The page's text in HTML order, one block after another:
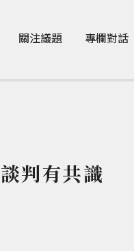
關注議題 專欄對話
判有共識